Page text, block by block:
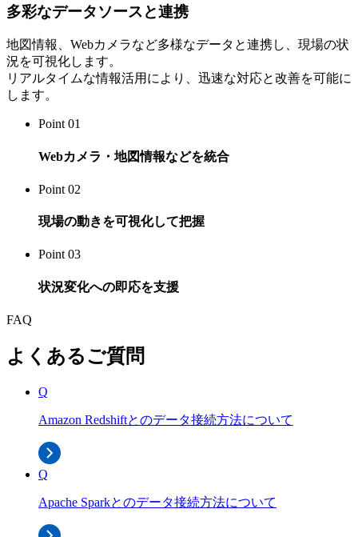
多彩なデータソースと連携
地図情報、Webカメラなど多様なデータと連携し、現場の状
況を可視化します。
リアルタイムな情報活用により、迅速な対応と改善を可能に
します。
Point 01
Webカメラ・地図情報などを統合
Point 02
現場の動きを可視化して把握
Point 03
状況変化への即応を支援
FAQ
よくあるご質問
Q
Amazon Redshiftとのデータ接続方法について
Q
Apache Sparkとのデータ接続方法について